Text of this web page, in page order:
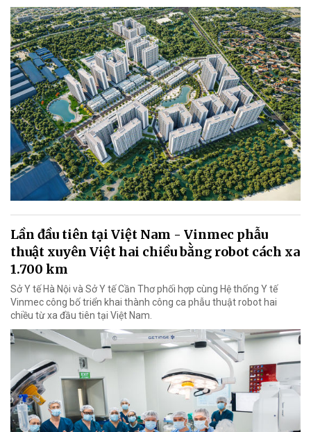
Lần đầu tiên tại Việt Nam - Vinmec phẫu
thuật xuyên Việt hai chiều bằng robot cách xa
1.700 km
Sở Y tế Hà Nội và Sở Y tế Cần Thơ phối hợp cùng Hệ thống Y tế
Vinmec công bố triển khai thành công ca phẫu thuật robot hai
chiều từ xa đầu tiên tại Việt Nam.